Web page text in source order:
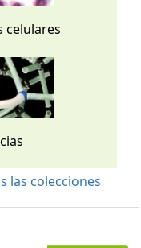
celulares
las colecciones